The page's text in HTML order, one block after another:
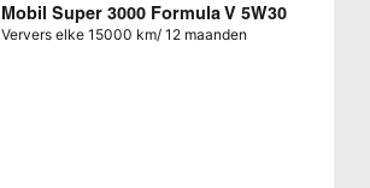
Mobil Super 3000 Formula V 5W30
Ververs elke 15000 km/ 12 maanden